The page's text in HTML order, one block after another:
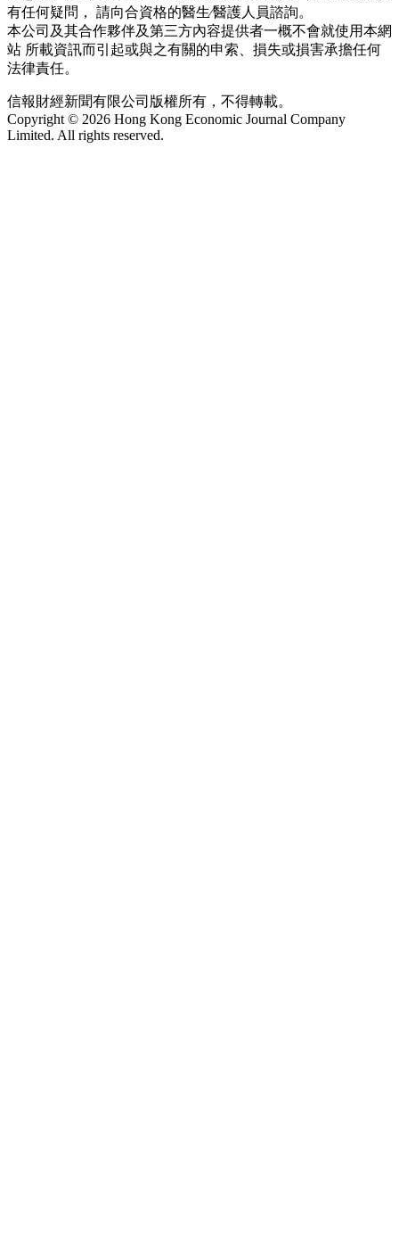
有任何疑問， 請向合資格的醫生∕醫護人員諮詢。
本公司及其合作夥伴及第三方內容提供者一概不會就使用本網
站 所載資訊而引起或與之有關的申索、損失或損害承擔任何
法律責任。
信報財經新聞有限公司版權所有，不得轉載。
Copyright © 2026 Hong Kong Economic Journal Company
Limited. All rights reserved.